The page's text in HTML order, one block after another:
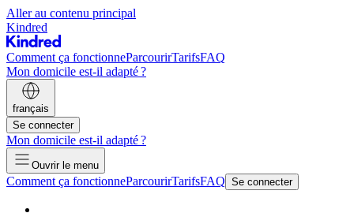
Aller au contenu principal
Kindred
Comment ça fonctionneParcourirTarifsFAQ
Mon domicile est-il adapté ?
français
Se connecter
Mon domicile est-il adapté ?
Ouvrir le menu
Comment ça fonctionneParcourirTarifsFAQ Se connecter